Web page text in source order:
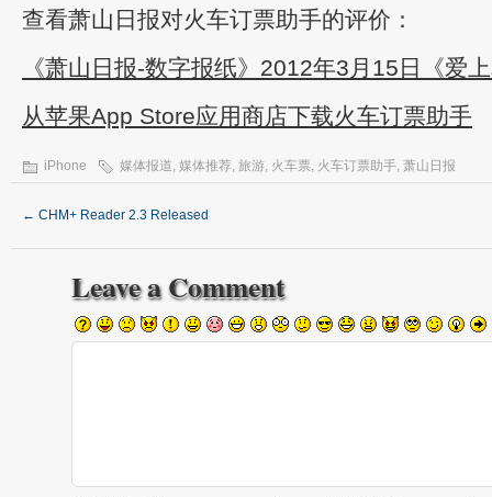
查看萧山日报对火车订票助手的评价：
《萧山日报-数字报纸》2012年3月15日《爱
从苹果App Store应用商店下载火车订票助手
iPhone 媒体报道, 媒体推荐, 旅游, 火车票, 火车订票助手, 萧山日报
← CHM+ Reader 2.3 Released
Leave a Comment